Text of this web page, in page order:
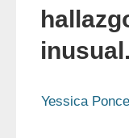
Yessica Ponce